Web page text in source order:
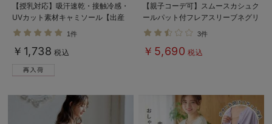
【授乳対応】吸汗速乾・接触冷感・
UVカット素材キャミソール【出産
後も長く使える】
1件
￥1,738 税込
【親子コーデ可】スムースカシュク
ールパット付フレアスリーブネグリ
ジェ マタニティ・産後授乳服【出
産後も長く着れる】
3件
￥5,690 税込